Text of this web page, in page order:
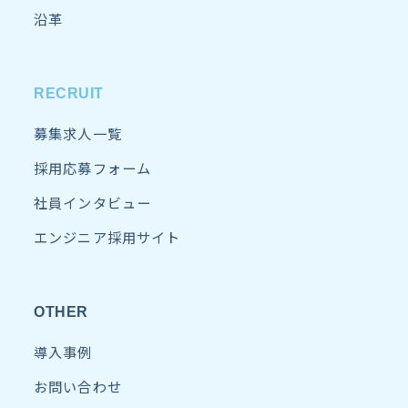
沿革
RECRUIT
募集求人一覧
採用応募フォーム
社員インタビュー
エンジニア採用サイト
OTHER
導入事例
お問い合わせ